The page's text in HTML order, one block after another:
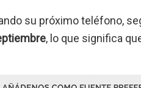
su próximo teléfono,
, lo que significa